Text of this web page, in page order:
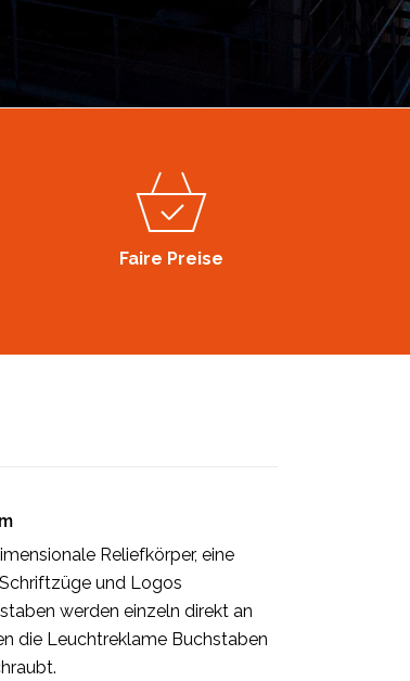
Faire Preise
Reliefkörper, eine
und Logos
werden einzeln direkt an
die Leuchtreklame Buchstaben